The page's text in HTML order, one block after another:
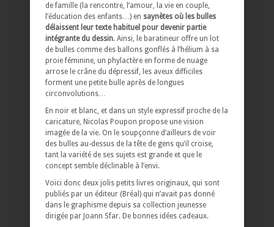
de famille (la rencontre, l’amour, la vie en couple,
l’éducation des enfants…) en saynètes où les bulles
délaissent leur texte habituel pour devenir partie
intégrante du dessin. Ainsi, le baratineur offre un lot
de bulles comme des ballons gonflés à l’hélium à sa
proie féminine, un phylactère en forme de nuage
arrose le crâne du dépressif, les aveux difficiles
forment une petite bulle après de longues
circonvolutions…
En noir et blanc, et dans un style expressif proche de la
caricature, Nicolas Poupon propose une vision
imagée de la vie. On le soupçonne d’ailleurs de voir
des bulles au-dessus de la tête de gens qu’il croise,
tant la variété de ses sujets est grande et que le
concept semble déclinable à l’envi.
Voici donc deux jolis petits livres originaux, qui sont
publiés par un éditeur (Bréal) qui n’avait pas donné
dans le graphisme depuis sa collection jeunesse
dirigée par Joann Sfar. De bonnes idées cadeaux.